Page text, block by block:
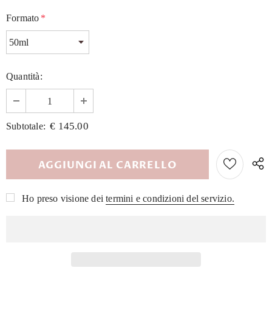
Formato *
Quantità:
Subtotale: € 145.00
Ho preso visione dei termini e condizioni del servizio.